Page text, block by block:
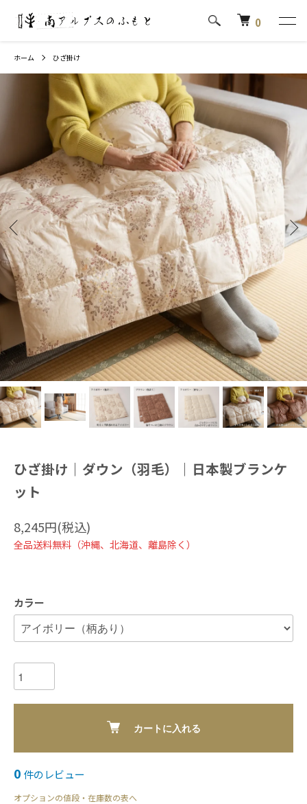
0
ホーム ひざ掛け
ひざ掛け｜ダウン（羽毛）｜日本製ブランケ
ット
8,245円(税込)
全品送料無料（沖縄、北海道、離島除く）
カラー
カートに入れる
0 件のレビュー
オプションの値段・在庫数の表へ